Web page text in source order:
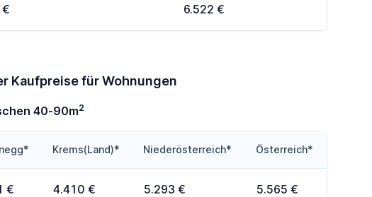
€ 6.522 €
Kaufpreise für Wohnungen
40-90m2
Krems(Land)* Niederösterreich* Österreich*
€ 4.410 € 5.293 € 5.565 €